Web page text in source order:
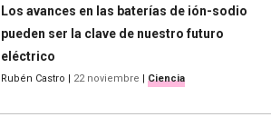
Los avances en las baterías de ión-sodio
pueden ser la clave de nuestro futuro
eléctrico
Rubén Castro 22 noviembre Ciencia